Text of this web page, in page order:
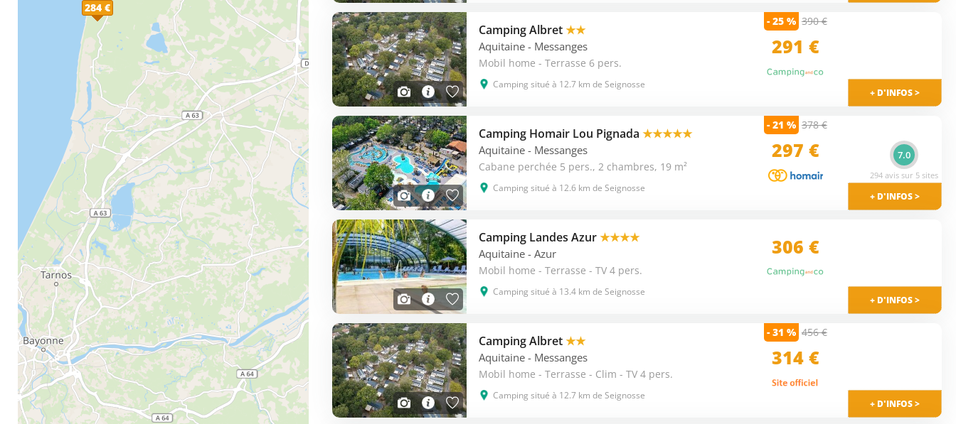
284 €
Camping Albret★★
Aquitaine - Messanges
Mobil home - Terrasse 6 pers.
Camping situé à 12.7 km de Seignosse
- 25 % 390 €
291 €
+ D'INFOS >
Camping Homair Lou Pignada★★★★★
Aquitaine - Messanges
Cabane perchée 5 pers., 2 chambres, 19 m²
Camping situé à 12.6 km de Seignosse
- 21 % 378 €
297 €
+ D'INFOS >
7.0
294 avis sur 5 sites
Camping Landes Azur★★★★
Aquitaine - Azur
Mobil home - Terrasse - TV 4 pers.
Camping situé à 13.4 km de Seignosse
306 €
+ D'INFOS >
Camping Albret★★
Aquitaine - Messanges
Mobil home - Terrasse - Clim - TV 4 pers.
Camping situé à 12.7 km de Seignosse
- 31 % 456 €
314 €
+ D'INFOS >